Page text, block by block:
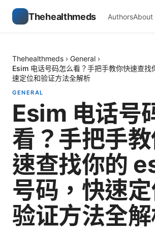
Thehealthmeds Authors
Thehealthmeds › General ›
Esim 电话号码怎么看？手把手教你快速查
速定位和验证方法全解析
GENERAL
Esim 电话号
看？手把手
速查找你的
号码，快速
验证方法全